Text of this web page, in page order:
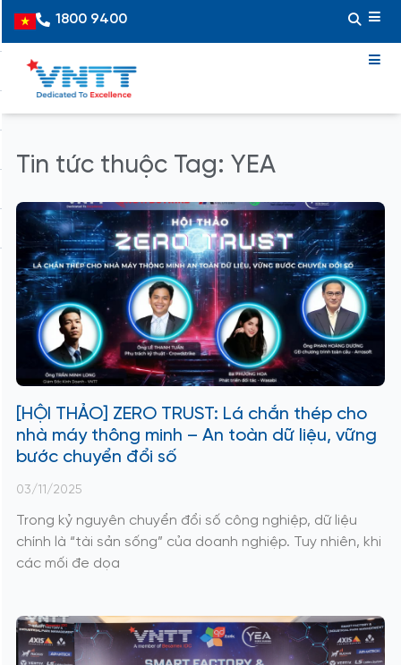
content
Vietnamese
1800 9400
Tin tức thuộc Tag: YEA
[HỘI THẢO] ZERO TRUST: Lá chắn thép cho
nhà máy thông minh – An toàn dữ liệu, vững
bước chuyển đổi số
03/11/2025
Trong kỷ nguyên chuyển đổi số công nghiệp, dữ liệu
chính là “tài sản sống” của doanh nghiệp. Tuy nhiên, khi
các mối đe dọa